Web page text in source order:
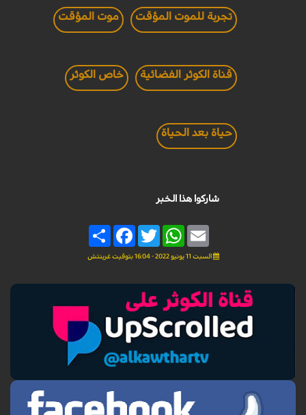
تجربة للموت المؤقت موت المؤقت
قناة الكوثر الفضائية خاص الكوثر
حياة بعد الحياة
شاركوا هذا الخبر
Share
FacebookTwitter
WhatsAppEmail
السبت 11 يونيو 2022 - 16:04 بتوقيت غرينتش